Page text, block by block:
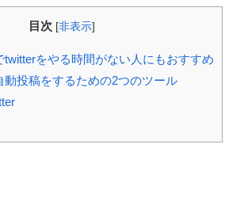
目次 [非表示]
twitterをやる時間がない人にもおすすめ
動投稿をするための2つのツール